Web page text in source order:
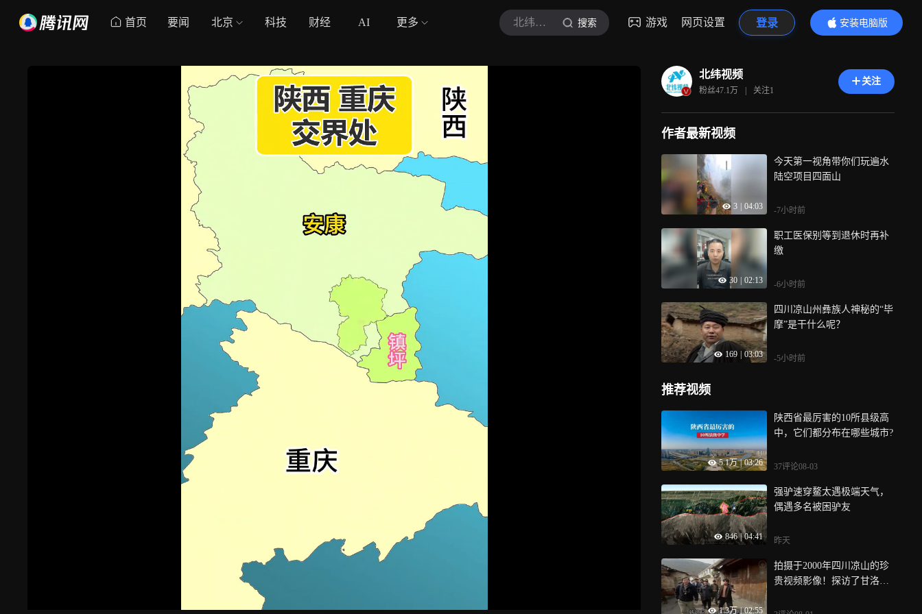
首页 要闻 北京 科技 财经 AI 更多 北纬视频 搜索 游戏 网页设置 登录
安装电脑版
内容更精彩
北纬视频
粉丝47.1万 | 关注1
关注
作者最新视频
3 04:03
今天第一视角带你们玩遍水
陆空项目四面山
-7小时前
30 02:13
职工医保别等到退休时再补
缴
-6小时前
169 03:03
四川凉山州彝族人神秘的“毕
摩”是干什么呢？
-5小时前
推荐视频
5.1万 | 03:26
陕西省最厉害的10所县级高
中，它们都分布在哪些城市?
37评论08-03
846 | 04:41
强驴速穿鳌太遇极端天气，
偶遇多名被困驴友
昨天
1.3万 | 02:55
拍摄于2000年四川凉山的珍
贵视频影像！探访了甘洛县